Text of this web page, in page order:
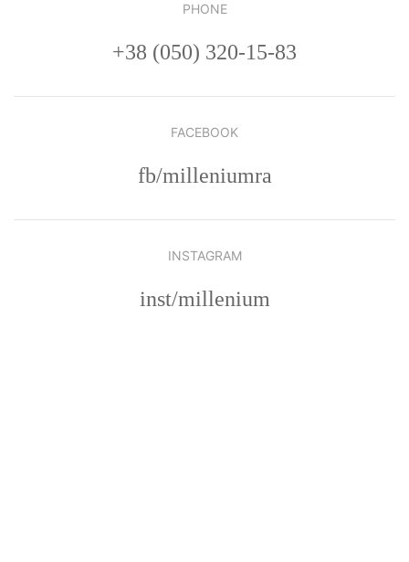
PHONE
+38 (050) 320-15-83
FACEBOOK
fb/milleniumra
INSTAGRAM
inst/millenium